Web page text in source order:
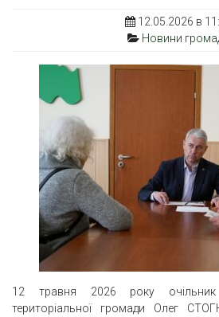
12.05.2026 в
Новини
12 травня 2026 року очільник
територіальної громади Олег